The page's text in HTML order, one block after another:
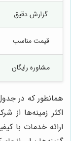
گزارش دقیق
قیمت مناسب
مشاوره رایگان
همانطور که در
اکثر زمینه‌ها از
ارائه خدمات با